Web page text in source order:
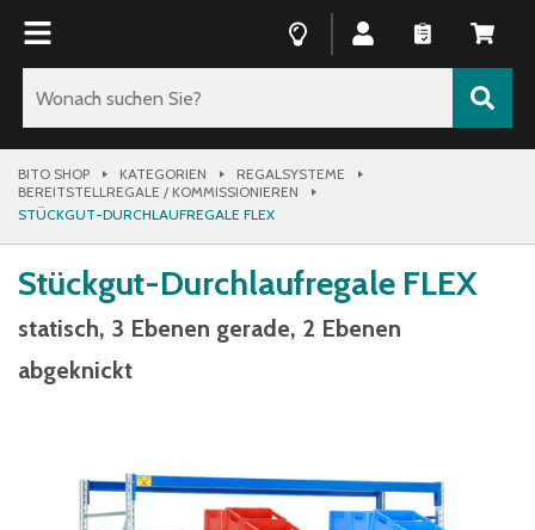
BITO SHOP KATEGORIEN
REGALSYSTEME
BEREITSTELLREGALE / KOMMISSIONIEREN
STÜCKGUT-DURCHLAUFREGALE FLEX
Stückgut-Durchlaufregale FLEX
statisch, 3 Ebenen gerade, 2 Ebenen
abgeknickt